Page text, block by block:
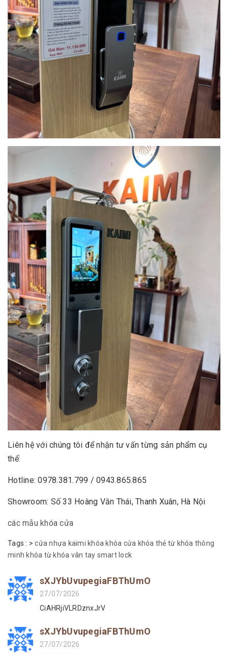
Liên hệ với chúng tôi để nhận tư vấn từng sản phẩm cụ
thể:
Hotline: 0978.381.799 / 0943.865.865
Showroom: Số 33 Hoàng Văn Thái, Thanh Xuân, Hà Nội
các mẫu khóa cửa
Tags : >cửa nhựa kaimi khóa khóa cửa khóa thẻ từ khóa thông
minh khóa từ khóa vân tay smart lock
sXJYbUvupegiaFBThUmO
27/07/2026
CiAHRjiVLRDznxJrV
sXJYbUvupegiaFBThUmO
27/07/2026